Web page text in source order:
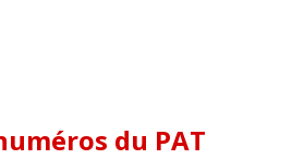
du PAT